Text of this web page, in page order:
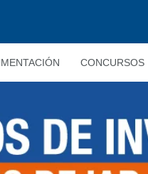
CONCURSOS